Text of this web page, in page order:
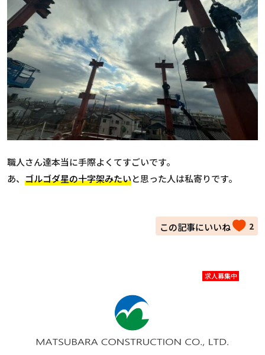
職人さん達本当に手際よくてすごいです。
あ、 ゴルゴダ星の十字架みたいと思った人は私寄りです。
2
求人募集中